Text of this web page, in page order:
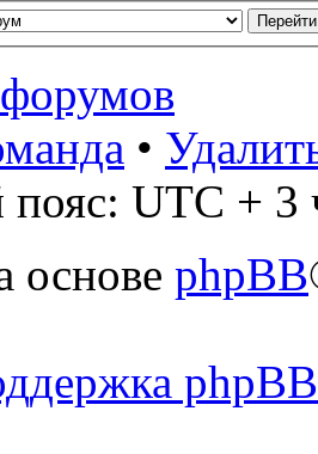
•
пояс: UTC + 3
основе phpBB
phpBB